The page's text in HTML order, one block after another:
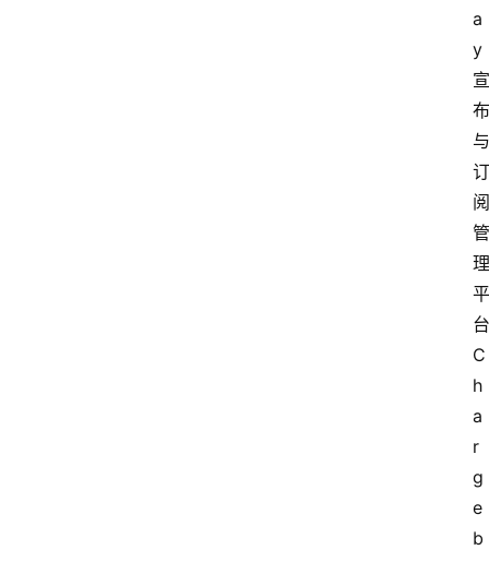
a
y
宣
布
与
订
阅
管
理
平
台
C
h
a
r
g
e
b